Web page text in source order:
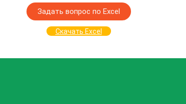
Задать вопрос по Excel
Скачать Excel